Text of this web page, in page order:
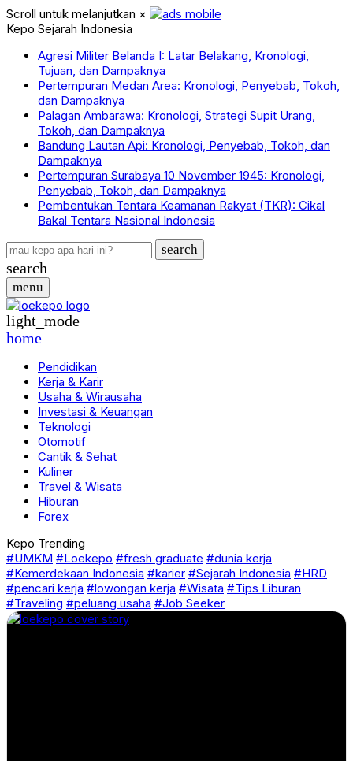
Scroll untuk melanjutkan ×
Kepo Sejarah Indonesia
Agresi Militer Belanda I: Latar Belakang, Kronologi,
Tujuan, dan Dampaknya
Pertempuran Medan Area: Kronologi, Penyebab, Tokoh,
dan Dampaknya
Palagan Ambarawa: Kronologi, Strategi Supit Urang,
Tokoh, dan Dampaknya
Bandung Lautan Api: Kronologi, Penyebab, Tokoh, dan
Dampaknya
Pertempuran Surabaya 10 November 1945: Kronologi,
Penyebab, Tokoh, dan Dampaknya
Pembentukan Tentara Keamanan Rakyat (TKR): Cikal
Bakal Tentara Nasional Indonesia
search
search
menu
light_mode
home
Pendidikan
Kerja & Karir
Usaha & Wirausaha
Investasi & Keuangan
Teknologi
Otomotif
Cantik & Sehat
Kuliner
Travel & Wisata
Hiburan
Forex
Kepo Trending
#UMKM #Loekepo #fresh graduate #dunia kerja
#Kemerdekaan Indonesia #karier #Sejarah Indonesia #HRD
#pencari kerja #lowongan kerja #Wisata #Tips Liburan
#Traveling #peluang usaha #Job Seeker